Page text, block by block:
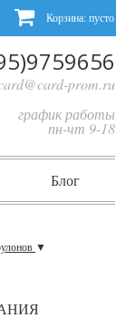
Корзина: пусто
prom.ru
график работы
пн-чт 9-18
Блог
▼